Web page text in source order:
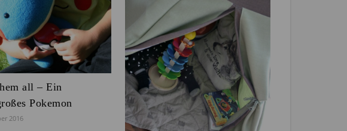
all – Ein
Pokemon
2016